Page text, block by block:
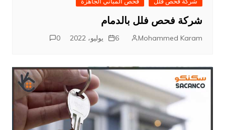
شركة فحص فلل بالدمام
Mohammed Karam 6 يوليو، 2022 0